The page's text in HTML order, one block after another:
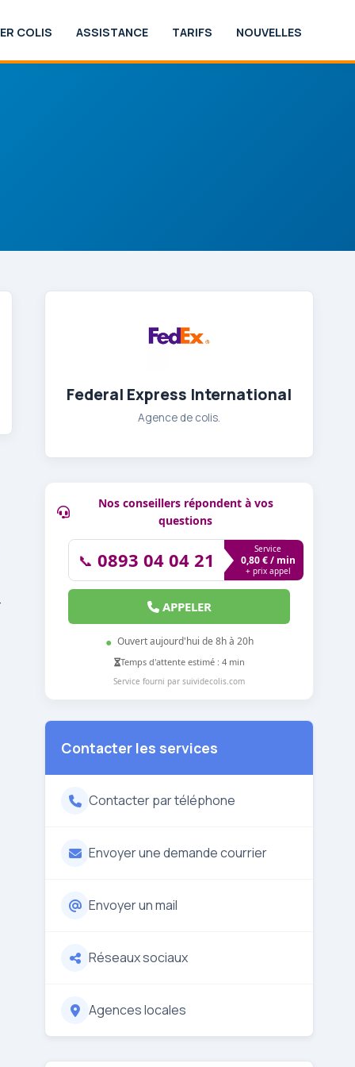
COLIS ASSISTANCE TARIFS NOUVELLES
Federal Express International
Agence de colis.
Nos conseillers répondent à vos
questions
📞 0893 04 04 21 Service
0,80 € / min
+ prix appel
APPELER
● Ouvert aujourd'hui de 8h à 20h
Temps d'attente estimé : 4 min
Service fourni par suividecolis.com
Contacter les services
Contacter par téléphone
Envoyer une demande courrier
Envoyer un mail
Réseaux sociaux
Agences locales